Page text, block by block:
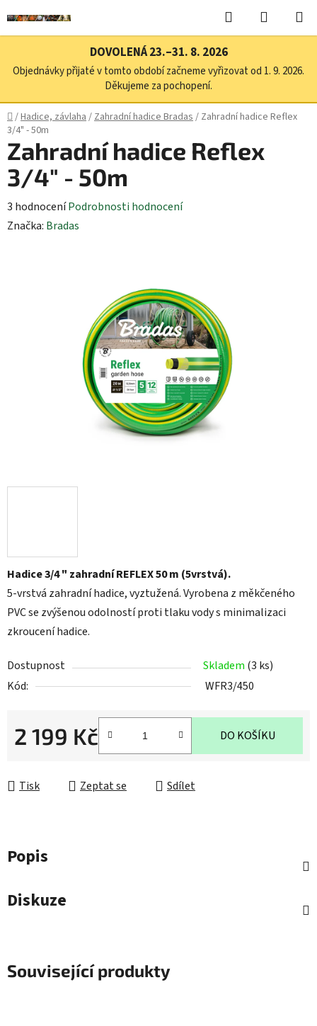
na
obsah
Hledat
KOŠÍK
DOVOLENÁ 23.–31. 8. 2026
Objednávky přijaté v tomto období začneme vyřizovat od 1. 9. 2026.
Děkujeme za pochopení.
Domů
/Hadice, závlaha/Zahradní hadice Bradas/ Zahradní hadice Reflex
3/4" - 50m
Hadice 3/4 " zahradní REFLEX 50 m (5vrstvá).
5-vrstvá zahradní hadice, vyztužená. Vyrobena z měkčeného
PVC se zvýšenou odolností proti tlaku vody s minimalizaci
zkroucení hadice.
Dostupnost Skladem (3 ks)
Kód:
WFR3/450
2 199 Kč DO KOŠÍKU
Tisk Zeptat se Sdílet
Zahradní hadice Reflex
3/4" - 50m
Průměrné
hodnocení
3 hodnoceníPodrobnosti hodnocení
Značka: Bradas
Popis
Diskuze
Související produkty